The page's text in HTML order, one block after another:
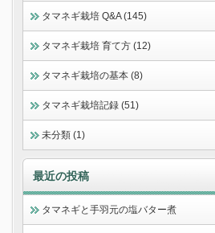
タマネギ栽培 Q&A (145)
タマネギ栽培 育て方 (12)
タマネギ栽培の基本 (8)
タマネギ栽培記録 (51)
未分類 (1)
最近の投稿
タマネギと手羽元の塩バター煮